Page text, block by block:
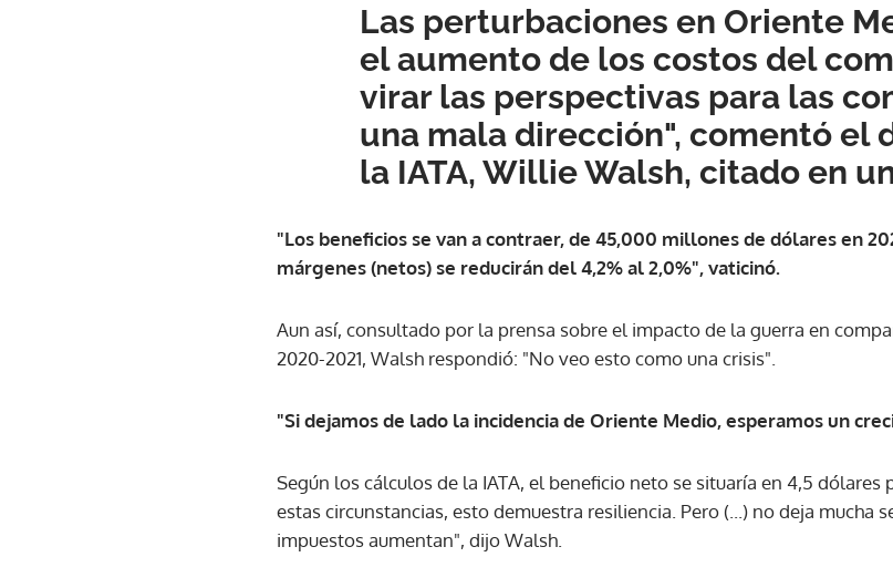
Gracias por suscribirte a nuestro
ACEPTAR
Las perturbaciones en Oriente
el aumento de los costos del
virar las perspectivas para las
una mala dirección", comentó el
la IATA, Willie Walsh, citado en
"Los beneficios se van a contraer, de 45,000 millones de dólares en
márgenes (netos) se reducirán del 4,2% al 2,0%", vaticinó.
Aun así, consultado por la prensa sobre el impacto de la guerra en
2020-2021, Walsh respondió: "No veo esto como una crisis".
"Si dejamos de lado la incidencia de Oriente Medio, esperamos un
Según los cálculos de la IATA, el beneficio neto se situaría en 4,5 dólares
estas circunstancias, esto demuestra resiliencia. Pero (...) no deja mucha
impuestos aumentan", dijo Walsh.